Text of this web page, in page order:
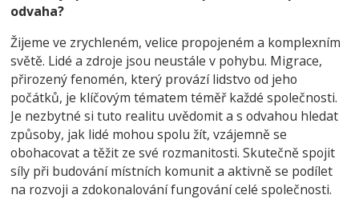
odvaha?
Žijeme ve zrychleném, velice propojeném a komplexním
světě. Lidé a zdroje jsou neustále v pohybu. Migrace,
přirozený fenomén, který provází lidstvo od jeho
počátků, je klíčovým tématem téměř každé společnosti.
Je nezbytné si tuto realitu uvědomit a s odvahou hledat
způsoby, jak lidé mohou spolu žít, vzájemně se
obohacovat a těžit ze své rozmanitosti. Skutečně spojit
síly při budování místních komunit a aktivně se podílet
na rozvoji a zdokonalování fungování celé společnosti.